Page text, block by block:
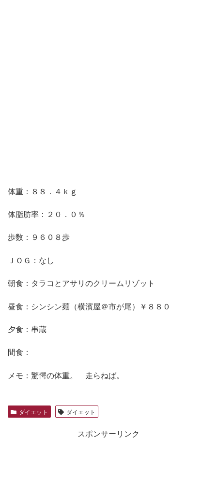
体重：８８．４ｋｇ
体脂肪率：２０．０％
歩数：９６０８歩
ＪＯＧ：なし
朝食：タラコとアサリのクリームリゾット
昼食：シンシン麺（横濱屋＠市が尾）￥８８０
夕食：串蔵
間食：
メモ：驚愕の体重。 走らねば。
ダイエット ダイエット
スポンサーリンク